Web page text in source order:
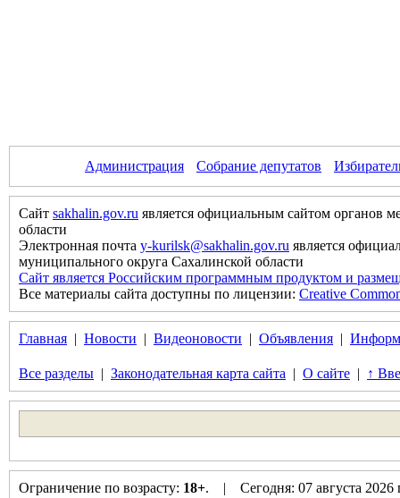
Администрация Собрание депутатов
Сайт sakhalin.gov.ru является официальным сайтом органов
области
Электронная почта y-kurilsk@sakhalin.gov.ru является
муниципального округа Сахалинской области
Сайт является Российским программным продуктом и
Все материалы сайта доступны по лицензии: Creative
Главная | Новости | Видеоновости | Объявления |
Все разделы | Законодательная карта сайта | О сайте | ↑
Ограничение по возрасту: 18+. | Сегодня: 07 августа